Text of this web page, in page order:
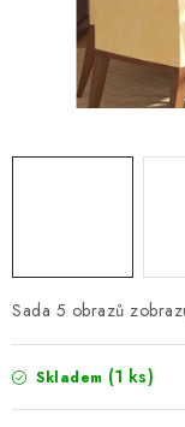
DOPLŇKY A
ZAHRADA
OSTATNÍ
VÝPRODEJ
Vše o nákupu Info
Kontakty
Bonusový
Sada 5 obrazů
Skladem (1 ks)